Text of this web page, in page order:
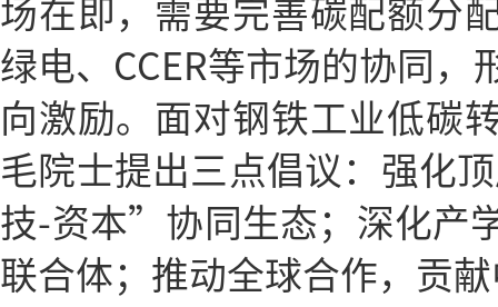
场在即，需要完善碳配额分
绿电、CCER等市场的协同
向激励。面对钢铁工业低碳
毛院士提出三点倡议：强化
技-资本”协同生态；深化产
联合体；推动全球合作，贡